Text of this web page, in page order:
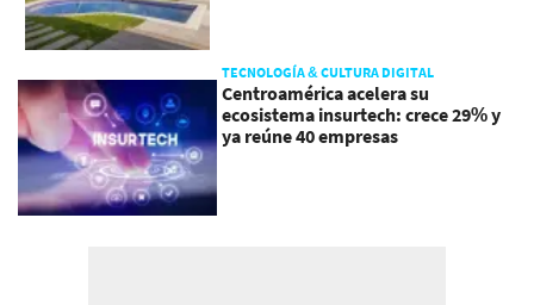
TECNOLOGÍA & CULTURA DIGITAL
Centroamérica acelera su
ecosistema insurtech: crece 29% y
ya reúne 40 empresas